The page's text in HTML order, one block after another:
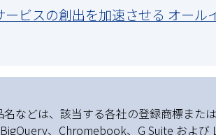
ービスの創出を加速させる オー
などは、該当する各社の登録商標または
、Chromebook、G Suite および